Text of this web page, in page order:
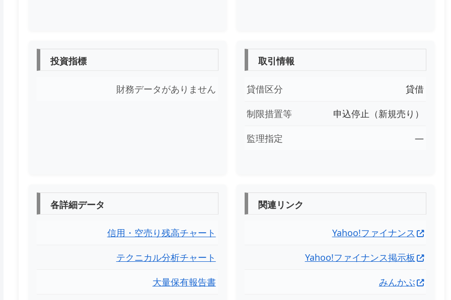
投資指標
財務データがありません
取引情報
貸借区分 貸借
制限措置等 申込停止（新規売り）
監理指定 ―
各詳細データ
信用・空売り残高チャート
テクニカル分析チャート
大量保有報告書
関連リンク
Yahoo!ファイナンス
Yahoo!ファイナンス掲示板
みんかぶ